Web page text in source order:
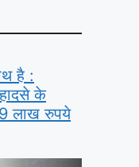
है :
के
9 लाख रुपये